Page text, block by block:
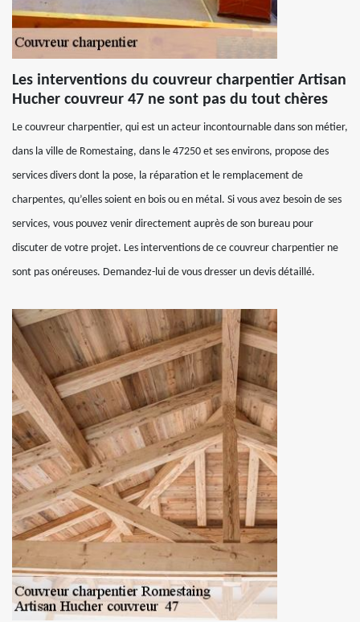
Les interventions du couvreur charpentier Artisan
Hucher couvreur 47 ne sont pas du tout chères
Le couvreur charpentier, qui est un acteur incontournable dans son métier,
dans la ville de Romestaing, dans le 47250 et ses environs, propose des
services divers dont la pose, la réparation et le remplacement de
charpentes, qu’elles soient en bois ou en métal. Si vous avez besoin de ses
services, vous pouvez venir directement auprès de son bureau pour
discuter de votre projet. Les interventions de ce couvreur charpentier ne
sont pas onéreuses. Demandez-lui de vous dresser un devis détaillé.